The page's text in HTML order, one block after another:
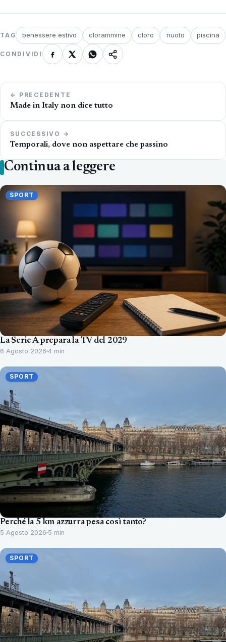
TAG benessere estivo clorammine cloro nuoto piscina
CONDIVIDI
Navigazione
articoli
← PRECEDENTE
Made in Italy non dice tutto
SUCCESSIVO →
Temporali, dove non aspettare che passino
Continua a leggere
SPORT
La Serie A prepara la TV del 2029
6 Agosto 2026 4 min
SPORT
Perché la 5 km azzurra pesa così tanto?
5 Agosto 2026 5 min
SPORT